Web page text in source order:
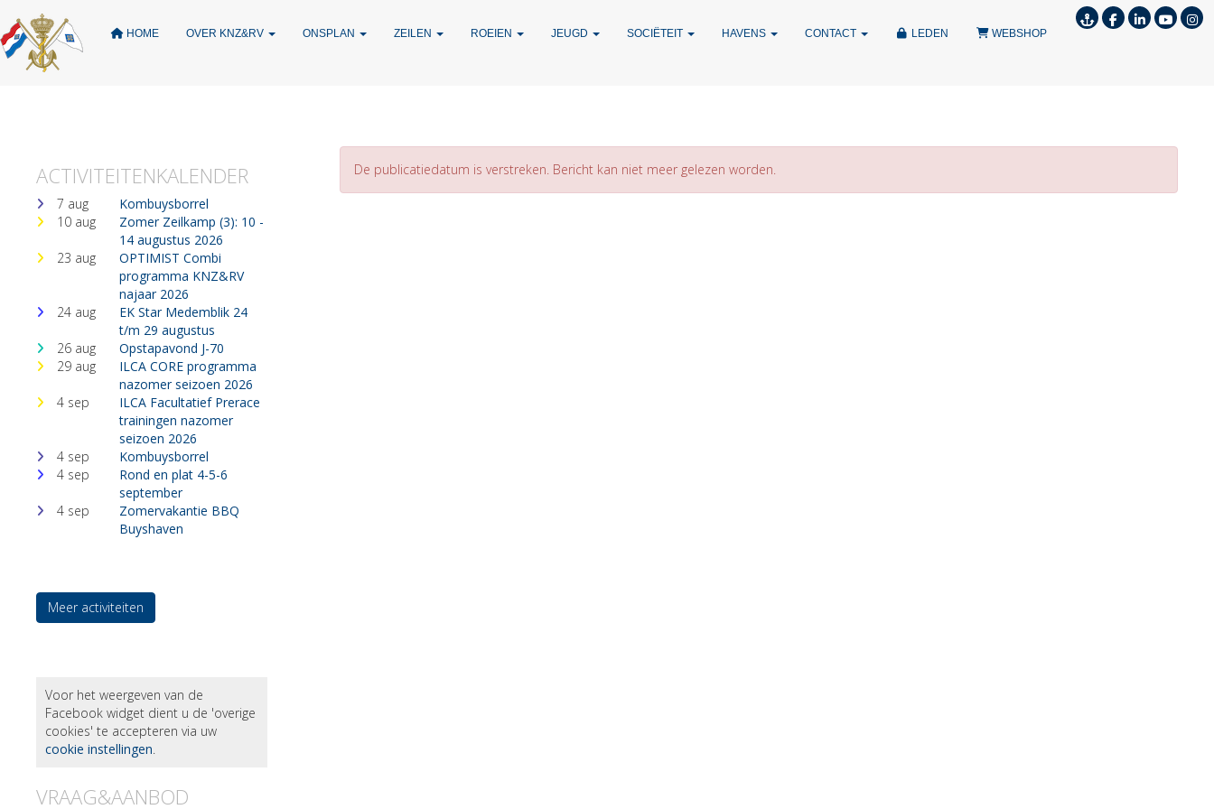
HOME OVER KNZ&RV ONSPLAN ZEILEN ROEIEN JEUGD SOCIËTEIT HAVENS CONTACT LEDEN WEBSHOP
ACTIVITEITENKALENDER
7 aug
Kombuysborrel
10 aug
Zomer Zeilkamp (3): 10 -
14 augustus 2026
23 aug
OPTIMIST Combi
programma KNZ&RV
najaar 2026
24 aug
EK Star Medemblik 24
t/m 29 augustus
26 aug
Opstapavond J-70
29 aug
ILCA CORE programma
nazomer seizoen 2026
4 sep
ILCA Facultatief Prerace
trainingen nazomer
seizoen 2026
4 sep
Kombuysborrel
4 sep
Rond en plat 4-5-6
september
4 sep
Zomervakantie BBQ
Buyshaven
Meer activiteiten
Voor het weergeven van de
Facebook widget dient u de 'overige
cookies' te accepteren via uw
cookie instellingen.
VRAAG&AANBOD
De publicatiedatum is verstreken. Bericht kan niet meer gelezen worden.